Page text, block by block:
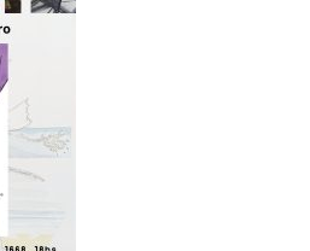
Juegos
Epade
2027